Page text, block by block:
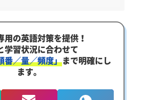
用の英語対策を提供！
学習状況に合わせて
番／量／頻度」まで明確にし
ます。